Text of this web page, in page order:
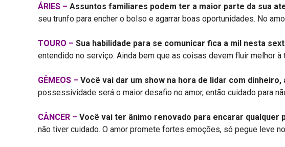
ÁRIES – Assuntos familiares podem ter a maior parte da sua
seu trunfo para encher o bolso e agarrar boas oportunidades. No
TOURO – Sua habilidade para se comunicar fica a mil nesta
entendido no serviço. Ainda bem que as coisas devem fluir melhor
GÊMEOS – Você vai dar um show na hora de lidar com
possessividade será o maior desafio no amor, então cuidado para
CÂNCER – Você vai ter ânimo renovado para encarar
não tiver cuidado. O amor promete fortes emoções, só pegue leve